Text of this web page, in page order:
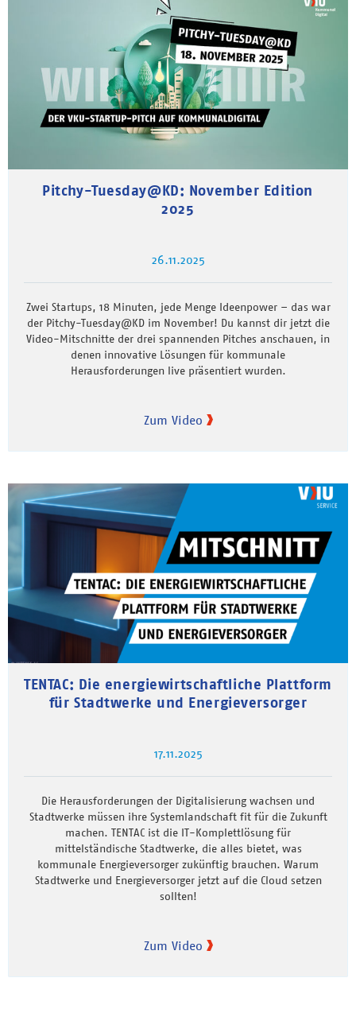
Pitchy-Tuesday@KD: November Edition
2025
26.11.2025
Zwei Startups, 18 Minuten, jede Menge Ideenpower – das war
der Pitchy-Tuesday@KD im November! Du kannst dir jetzt die
Video-Mitschnitte der drei spannenden Pitches anschauen, in
denen innovative Lösungen für kommunale
Herausforderungen live präsentiert wurden.
Zum Video
TENTAC: Die energiewirtschaftliche Plattform
für Stadtwerke und Energieversorger
17.11.2025
Die Herausforderungen der Digitalisierung wachsen und
Stadtwerke müssen ihre Systemlandschaft fit für die Zukunft
machen. TENTAC ist die IT-Komplettlösung für
mittelständische Stadtwerke, die alles bietet, was
kommunale Energieversorger zukünftig brauchen. Warum
Stadtwerke und Energieversorger jetzt auf die Cloud setzen
sollten!
Zum Video